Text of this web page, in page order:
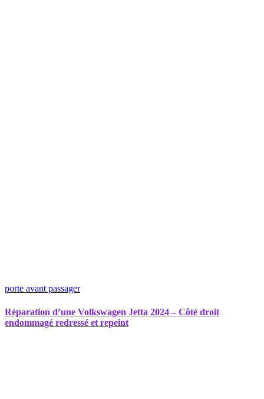
porte avant passager
Réparation d’une Volkswagen Jetta 2024 – Côté droit
endommagé redressé et repeint